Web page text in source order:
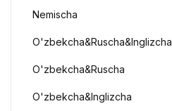
Nemischa
O'zbekcha&Ruscha&Inglizcha
O'zbekcha&Ruscha
O'zbekcha&Inglizcha